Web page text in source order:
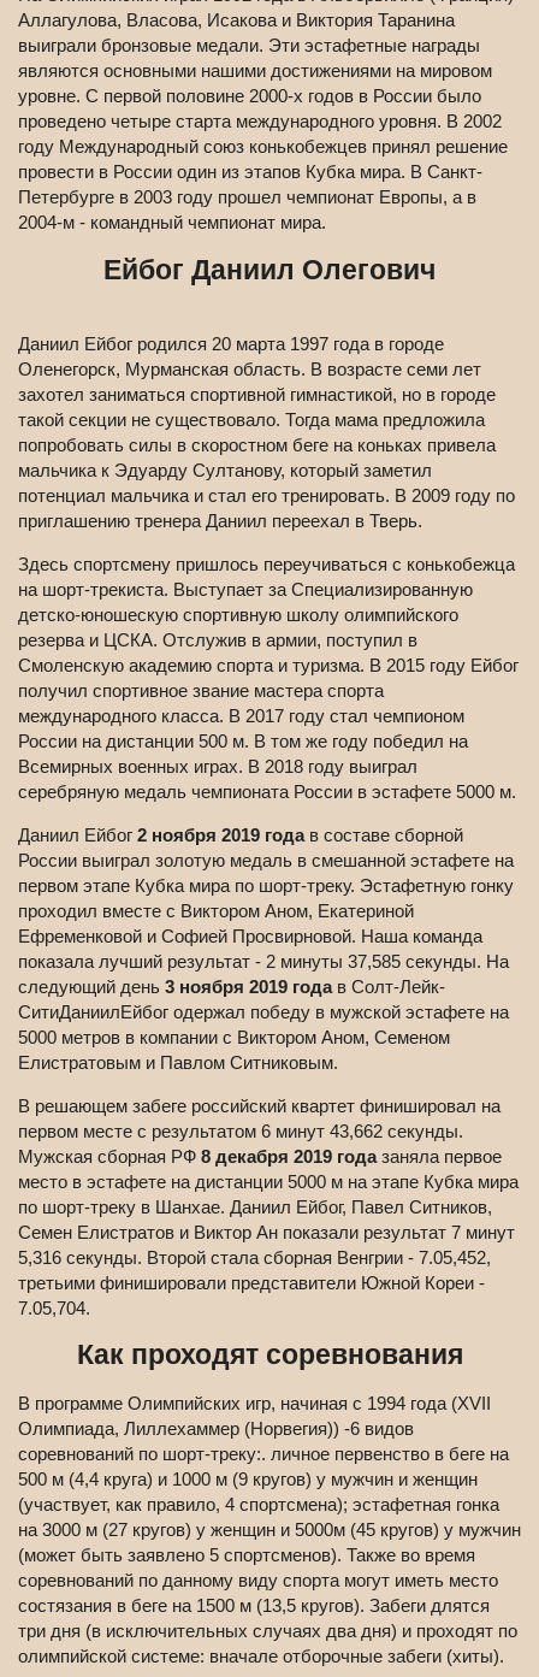
Аллагулова, Власова, Исакова и Виктория Таранина
выиграли бронзовые медали. Эти эстафетные награды
являются основными нашими достижениями на мировом
уровне. С первой половине 2000-х годов в России было
проведено четыре старта международного уровня. В 2002
году Международный союз конькобежцев принял решение
провести в России один из этапов Кубка мира. В Санкт-
Петербурге в 2003 году прошел чемпионат Европы, а в
2004-м - командный чемпионат мира.
Ейбог Даниил Олегович
Даниил Ейбог родился 20 марта 1997 года в городе
Оленегорск, Мурманская область. В возрасте семи лет
захотел заниматься спортивной гимнастикой, но в городе
такой секции не существовало. Тогда мама предложила
попробовать силы в скоростном беге на коньках привела
мальчика к Эдуарду Султанову, который заметил
потенциал мальчика и стал его тренировать. В 2009 году по
приглашению тренера Даниил переехал в Тверь.
Здесь спортсмену пришлось переучиваться с конькобежца
на шорт-трекиста. Выступает за Специализированную
детско-юношескую спортивную школу олимпийского
резерва и ЦСКА. Отслужив в армии, поступил в
Смоленскую академию спорта и туризма. В 2015 году Ейбог
получил спортивное звание мастера спорта
международного класса. В 2017 году стал чемпионом
России на дистанции 500 м. В том же году победил на
Всемирных военных играх. В 2018 году выиграл
серебряную медаль чемпионата России в эстафете 5000 м.
Даниил Ейбог 2 ноября 2019 года в составе сборной
России выиграл золотую медаль в смешанной эстафете на
первом этапе Кубка мира по шорт-треку. Эстафетную гонку
проходил вместе с Виктором Аном, Екатериной
Ефременковой и Софией Просвирновой. Наша команда
показала лучший результат - 2 минуты 37,585 секунды. На
следующий день 3 ноября 2019 года в Солт-Лейк-
СитиДаниилЕйбог одержал победу в мужской эстафете на
5000 метров в компании с Виктором Аном, Семеном
Елистратовым и Павлом Ситниковым.
В решающем забеге российский квартет финишировал на
первом месте с результатом 6 минут 43,662 секунды.
Мужская сборная РФ 8 декабря 2019 годазаняла первое
место в эстафете на дистанции 5000 м на этапе Кубка мира
по шорт-треку в Шанхае. Даниил Ейбог, Павел Ситников,
Семен Елистратов и Виктор Ан показали результат 7 минут
5,316 секунды. Второй стала сборная Венгрии - 7.05,452,
третьими финишировали представители Южной Кореи -
7.05,704.
Как проходят соревнования
В программе Олимпийских игр, начиная с 1994 года (XVII
Олимпиада, Лиллехаммер (Норвегия)) -6 видов
соревнований по шорт-треку:. личное первенство в беге на
500 м (4,4 круга) и 1000 м (9 кругов) у мужчин и женщин
(участвует, как правило, 4 спортсмена); эстафетная гонка
на 3000 м (27 кругов) у женщин и 5000м (45 кругов) у мужчин
(может быть заявлено 5 спортсменов). Также во время
соревнований по данному виду спорта могут иметь место
состязания в беге на 1500 м (13,5 кругов). Забеги длятся
три дня (в исключительных случаях два дня) и проходят по
олимпийской системе: вначале отборочные забеги (хиты).